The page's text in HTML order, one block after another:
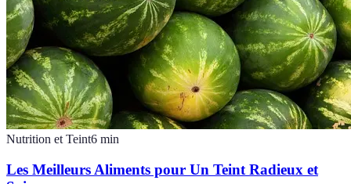
Nutrition et Teint6 min
Les Meilleurs Aliments pour Un Teint Radieux et